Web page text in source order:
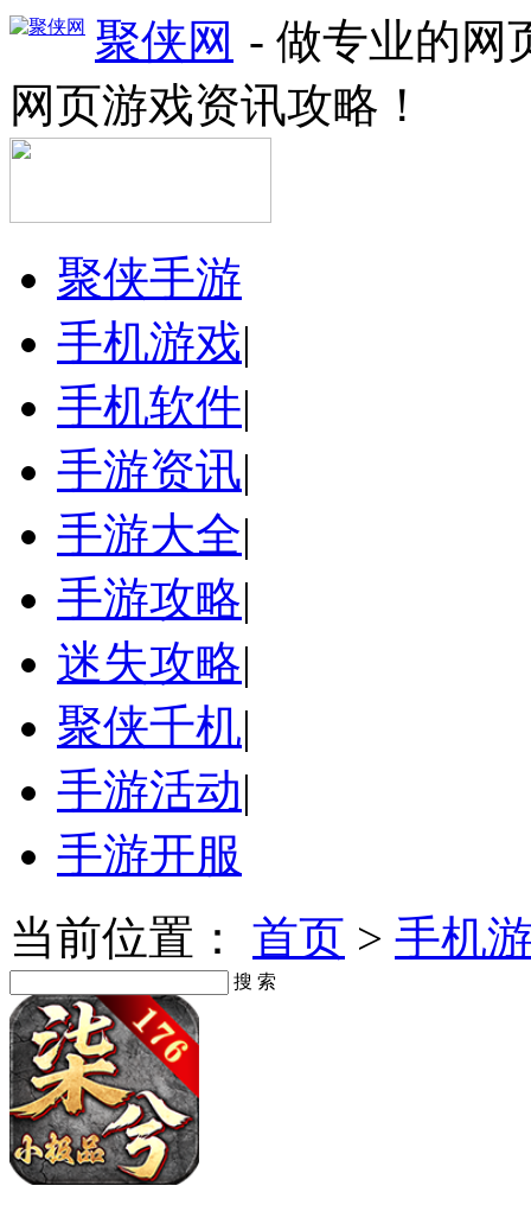
聚侠网 - 做专业的网
网页游戏资讯攻略！
聚侠手游
手机游戏|
手机软件|
手游资讯|
手游大全|
手游攻略|
迷失攻略|
聚侠千机|
手游活动|
手游开服
当前位置： 首页 > 手机
搜 索